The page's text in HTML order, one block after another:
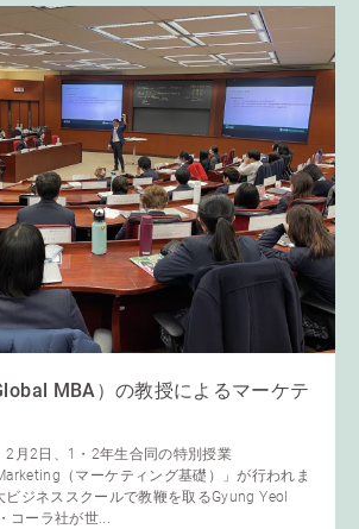
MBA）の教授によるマーケテ
2月2日、1・2年生合同の特別授業
（マーケティング基礎）」が行われま
ビジネススクールで教鞭を取るGyung Yeol
コーラ社が世...